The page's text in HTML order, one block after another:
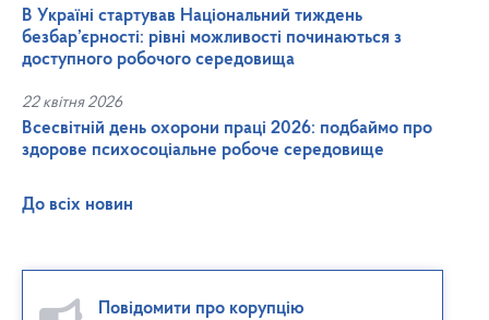
В Україні стартував Національний тиждень
безбар’єрності: рівні можливості починаються з
доступного робочого середовища
22 квітня 2026
Всесвітній день охорони праці 2026: подбаймо про
здорове психосоціальне робоче середовище
До всіх новин
Повідомити про корупцію